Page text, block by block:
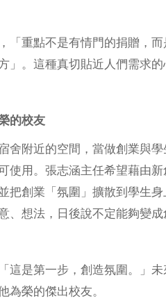
「重點不是有情門的捐贈，
」。這種真切貼近人們需求
的校友
舍附近的空間，當做創業與
使用。張志涵主任希望藉由
把創業「氛圍」擴散到學生
、想法，日後說不定能夠變
這是第一步，創造氛圍。」
為榮的傑出校友。